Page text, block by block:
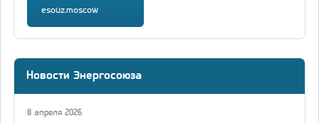
esouz.moscow
Новости Энергосоюза
8 апреля 2026